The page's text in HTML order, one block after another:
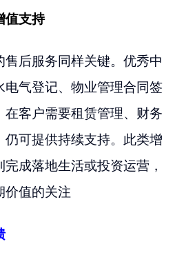
值支持
售后服务同样关键。优秀中
电气登记、物业管理合同签
在客户需要租赁管理、财务
仍可提供持续支持。此类增
成落地生活或投资运营，
价值的关注